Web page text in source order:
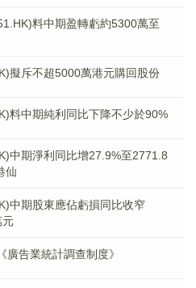
料中期盈轉虧約5300萬至
擬斥不超5000萬港元購回股份
料中期純利同比下降不少於90%
中期淨利同比增27.9%至2771.8
仙
中期股東應佔虧損同比收窄
元
告業統計調查制度》